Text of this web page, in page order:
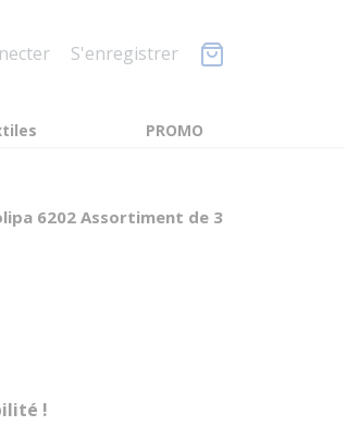
S'enregistrer
PROMO
6202 Assortiment de 3
!